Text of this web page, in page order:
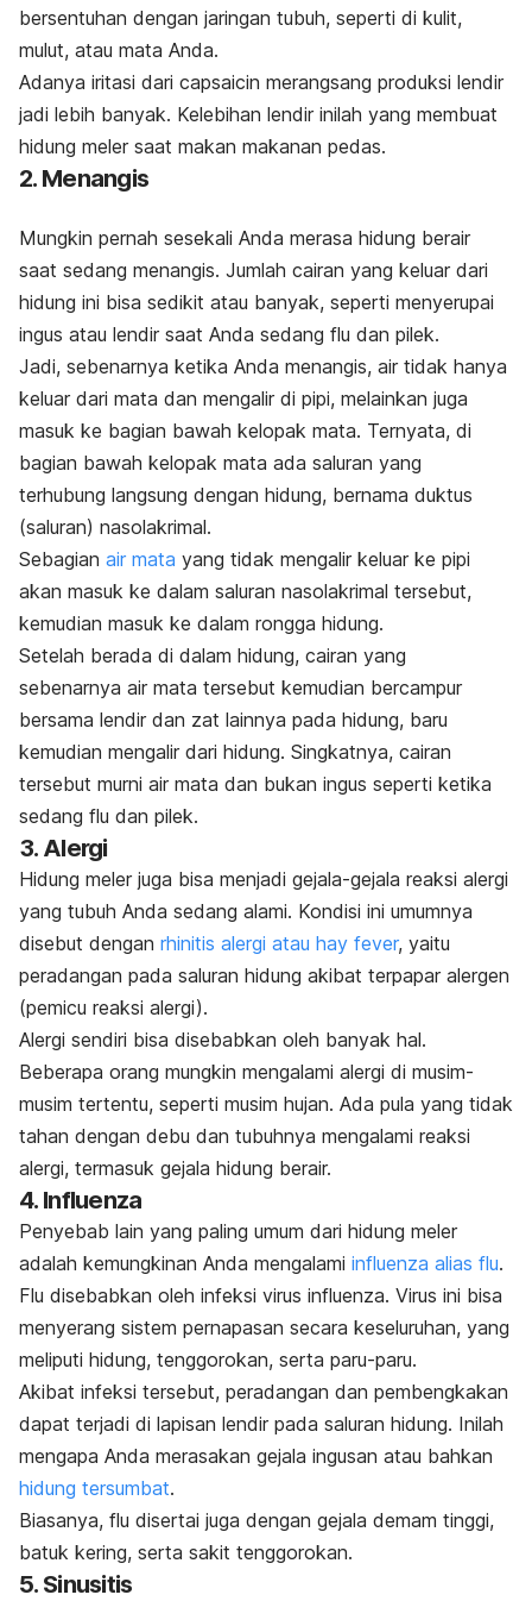
bersentuhan dengan jaringan tubuh, seperti di kulit,
mulut, atau mata Anda.
Adanya iritasi dari capsaicin merangsang produksi lendir
jadi lebih banyak. Kelebihan lendir inilah yang membuat
hidung meler saat makan makanan pedas.
2. Menangis
Mungkin pernah sesekali Anda merasa hidung berair
saat sedang menangis. Jumlah cairan yang keluar dari
hidung ini bisa sedikit atau banyak, seperti menyerupai
ingus atau lendir saat Anda sedang flu dan pilek.
Jadi, sebenarnya ketika Anda menangis, air tidak hanya
keluar dari mata dan mengalir di pipi, melainkan juga
masuk ke bagian bawah kelopak mata. Ternyata, di
bagian bawah kelopak mata ada saluran yang
terhubung langsung dengan hidung, bernama duktus
(saluran) nasolakrimal.
Sebagian air mata yang tidak mengalir keluar ke pipi
akan masuk ke dalam saluran nasolakrimal tersebut,
kemudian masuk ke dalam rongga hidung.
Setelah berada di dalam hidung, cairan yang
sebenarnya air mata tersebut kemudian bercampur
bersama lendir dan zat lainnya pada hidung, baru
kemudian mengalir dari hidung. Singkatnya, cairan
tersebut murni air mata dan bukan ingus seperti ketika
sedang flu dan pilek.
3. Alergi
Hidung meler juga bisa menjadi gejala-gejala reaksi alergi
yang tubuh Anda sedang alami. Kondisi ini umumnya
disebut dengan rhinitis alergi atau hay fever, yaitu
peradangan pada saluran hidung akibat terpapar alergen
(pemicu reaksi alergi).
Alergi sendiri bisa disebabkan oleh banyak hal.
Beberapa orang mungkin mengalami alergi di musim-
musim tertentu, seperti musim hujan. Ada pula yang tidak
tahan dengan debu dan tubuhnya mengalami reaksi
alergi, termasuk gejala hidung berair.
4. Influenza
Penyebab lain yang paling umum dari hidung meler
adalah kemungkinan Anda mengalami influenza alias flu.
Flu disebabkan oleh infeksi virus influenza. Virus ini bisa
menyerang sistem pernapasan secara keseluruhan, yang
meliputi hidung, tenggorokan, serta paru-paru.
Akibat infeksi tersebut, peradangan dan pembengkakan
dapat terjadi di lapisan lendir pada saluran hidung. Inilah
mengapa Anda merasakan gejala ingusan atau bahkan
hidung tersumbat.
Biasanya, flu disertai juga dengan gejala demam tinggi,
batuk kering, serta sakit tenggorokan.
5. Sinusitis